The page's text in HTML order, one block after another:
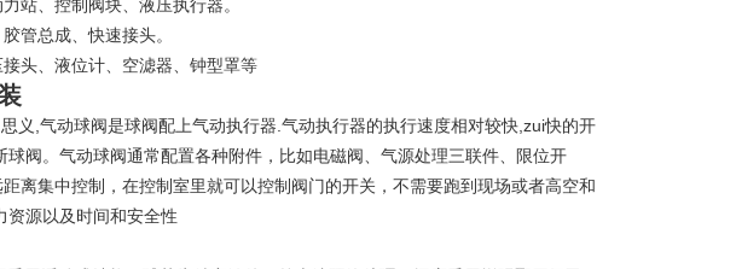
站、控制阀块、液压执行器。
管总成、快速接头。
头、液位计、空滤器、钟型罩等
义,气动球阀是球阀配上气动执行器.气动执行器的执行速度相对较快,zui快的开
阀。气动球阀通常配置各种附件，比如电磁阀、气源处理三联件、限位开
离集中控制，在控制室里就可以控制阀门的开关，不需要跑到现场或者高空和
资源以及时间和安全性